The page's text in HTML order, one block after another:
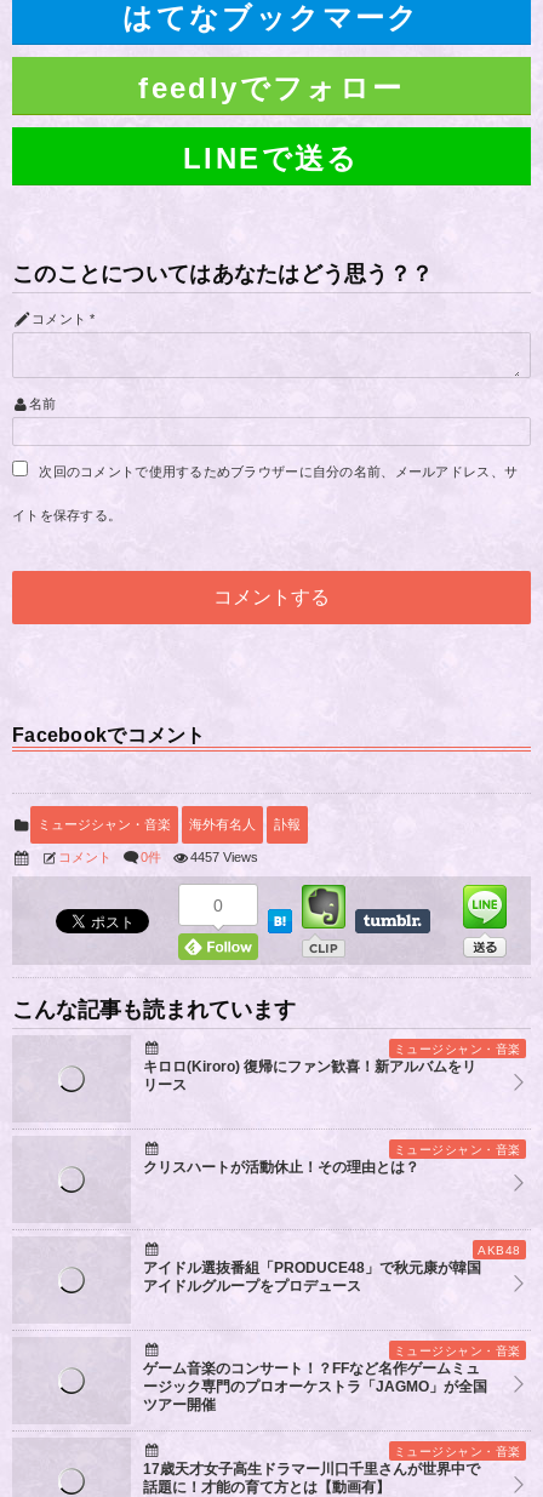
はてなブックマーク
feedlyでフォロー
LINEで送る
このことについてはあなたはどう思う？？
コメント *
名前
次回のコメントで使用するためブラウザーに自分の名前、メールアドレス、サ
イトを保存する。
Facebookでコメント
ミュージシャン・音楽 海外有名人 訃報
コメント 0件 4457 Views
0
こんな記事も読まれています
ミュージシャン・音楽
キロロ(Kiroro) 復帰にファン歓喜！新アルバムをリ
リース
ミュージシャン・音楽
クリスハートが活動休止！その理由とは？
AKB48
アイドル選抜番組「PRODUCE48」で秋元康が韓国
アイドルグループをプロデュース
ミュージシャン・音楽
ゲーム音楽のコンサート！？FFなど名作ゲームミュ
ージック専門のプロオーケストラ「JAGMO」が全国
ツアー開催
ミュージシャン・音楽
17歳天才女子高生ドラマー川口千里さんが世界中で
話題に！才能の育て方とは【動画有】